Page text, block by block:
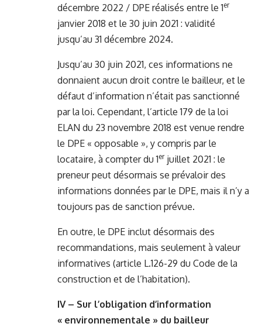
décembre 2022 / DPE réalisés entre le 1er
janvier 2018 et le 30 juin 2021 : validité
jusqu’au 31 décembre 2024.
Jusqu’au 30 juin 2021, ces informations ne
donnaient aucun droit contre le bailleur, et le
défaut d’information n’était pas sanctionné
par la loi. Cependant, l’article 179 de la loi
ELAN du 23 novembre 2018 est venue rendre
le DPE « opposable », y compris par le
locataire, à compter du 1erjuillet 2021 : le
preneur peut désormais se prévaloir des
informations données par le DPE, mais il n’y a
toujours pas de sanction prévue.
En outre, le DPE inclut désormais des
recommandations, mais seulement à valeur
informatives (article L.126-29 du Code de la
construction et de l’habitation).
IV – Sur l’obligation d’information
« environnementale » du bailleur